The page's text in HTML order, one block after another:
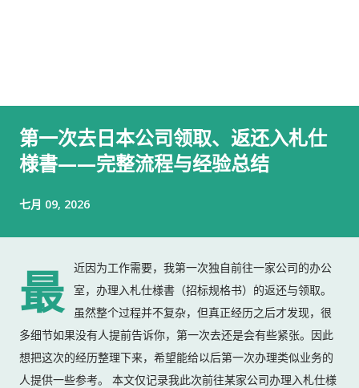
第一次去日本公司领取、返还入札仕
様書——完整流程与经验总结
七月 09, 2026
最
近因为工作需要，我第一次独自前往一家公司的办公
室，办理入札仕様書（招标规格书）的返还与领取。
虽然整个过程并不复杂，但真正经历之后才发现，很
多细节如果没有人提前告诉你，第一次去还是会有些紧张。因此
想把这次的经历整理下来，希望能给以后第一次办理类似业务的
人提供一些参考。 本文仅记录我此次前往某家公司办理入札仕様